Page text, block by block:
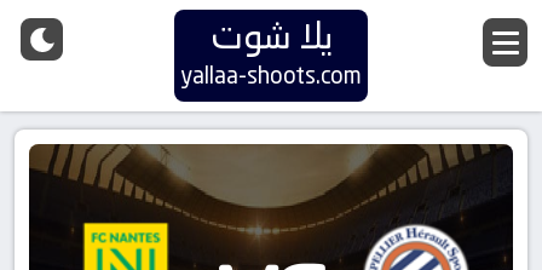
يلا شوت
yallaa-shoots.com